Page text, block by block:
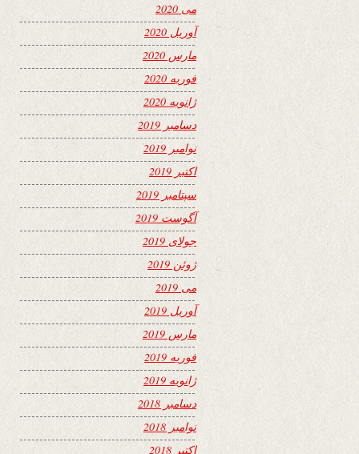
می 2020
آوریل 2020
مارس 2020
فوریه 2020
ژانویه 2020
دسامبر 2019
نوامبر 2019
اکتبر 2019
سپتامبر 2019
آگوست 2019
جولای 2019
ژوئن 2019
می 2019
آوریل 2019
مارس 2019
فوریه 2019
ژانویه 2019
دسامبر 2018
نوامبر 2018
اکتبر 2018